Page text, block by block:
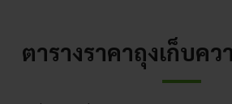
ตารางราคาถุงเก็บค